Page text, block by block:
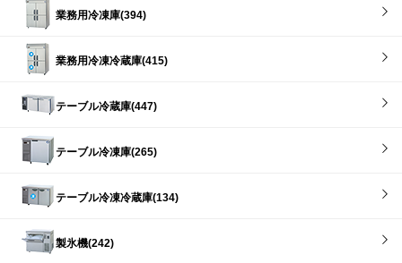
業務用冷凍庫(394)
業務用冷凍冷蔵庫(415)
テーブル冷蔵庫(447)
テーブル冷凍庫(265)
テーブル冷凍冷蔵庫(134)
製氷機(242)